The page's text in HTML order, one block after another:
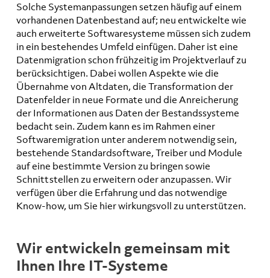
Solche Systemanpassungen setzen häufig auf einem
vorhandenen Datenbestand auf; neu entwickelte wie
auch erweiterte Softwaresysteme müssen sich zudem
in ein bestehendes Umfeld einfügen. Daher ist eine
Datenmigration schon frühzeitig im Projektverlauf zu
berücksichtigen. Dabei wollen Aspekte wie die
Übernahme von Altdaten, die Transformation der
Datenfelder in neue Formate und die Anreicherung
der Informationen aus Daten der Bestandssysteme
bedacht sein. Zudem kann es im Rahmen einer
Softwaremigration unter anderem notwendig sein,
bestehende Standardsoftware, Treiber und Module
auf eine bestimmte Version zu bringen sowie
Schnittstellen zu erweitern oder anzupassen. Wir
verfügen über die Erfahrung und das notwendige
Know-how, um Sie hier wirkungsvoll zu unterstützen.
Wir entwickeln gemeinsam mit
Ihnen Ihre IT-Systeme